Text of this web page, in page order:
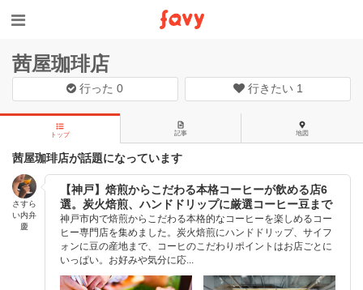
茜屋珈琲店
行った0 行きたい 1
トップ 記事 地図
茜屋珈琲店が話題になっています
さすら
い内弁
慶
【神戸】焙煎からこだわる本格コーヒーが飲める店6
選。炭火焙煎、ハンドドリップに厳選コーヒー豆まで
神戸市内で焙煎からこだわる本格的なコーヒーを楽しめるコー
ヒー専門店を集めました。炭火焙煎にハンドドリップ、サイフ
ォンに豆の産地まで、コーヒのこだわりポイントはお店ごとに
いっぱい。お好みや気分に応...